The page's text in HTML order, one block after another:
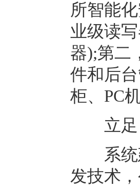
所智能
业级读
器);第二
件和后
柜、PC
立足
系统建
发技术